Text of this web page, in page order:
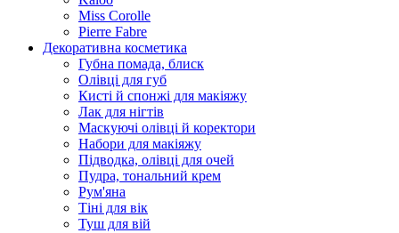
Miss Corolle
Pierre Fabre
Декоративна косметика
Губна помада, блиск
Олівці для губ
Кисті й спонжі для макіяжу
Лак для нігтів
Маскуючі олівці й коректори
Набори для макіяжу
Підводка, олівці для очей
Пудра, тональний крем
Рум'яна
Тіні для вік
Туш для вій